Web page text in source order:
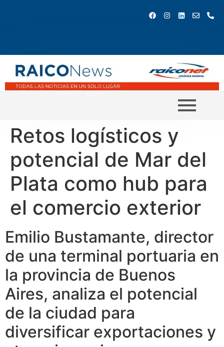
Retos logísticos y
potencial de Mar del
Plata como hub para
el comercio exterior
Emilio Bustamante, director
de una terminal portuaria en
la provincia de Buenos
Aires, analiza el potencial
de la ciudad para
diversificar exportaciones y